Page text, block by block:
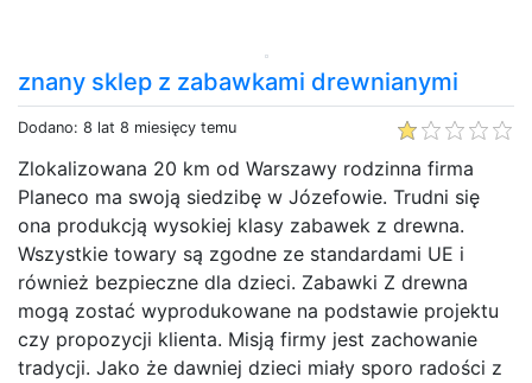
znany sklep z zabawkami drewnianymi
Dodano: 8 lat 8 miesięcy temu
Zlokalizowana 20 km od Warszawy rodzinna firma
Planeco ma swoją siedzibę w Józefowie. Trudni się
ona produkcją wysokiej klasy zabawek z drewna.
Wszystkie towary są zgodne ze standardami UE i
również bezpieczne dla dzieci. Zabawki Z drewna
mogą zostać wyprodukowane na podstawie projektu
czy propozycji klienta. Misją firmy jest zachowanie
tradycji. Jako że dawniej dzieci miały sporo radości z